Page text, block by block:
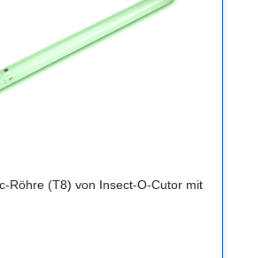
Röhre (T8) von Insect-O-Cutor mit